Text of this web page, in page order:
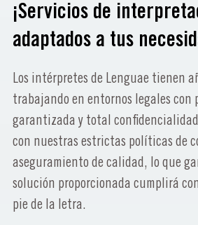
¡Servicios de
adaptados a tus
Los intérpretes de Lenguae tienen
trabajando en entornos legales con
garantizada y total
con nuestras estrictas políticas de
aseguramiento de calidad, lo que
solución proporcionada cumplirá
pie de la letra.